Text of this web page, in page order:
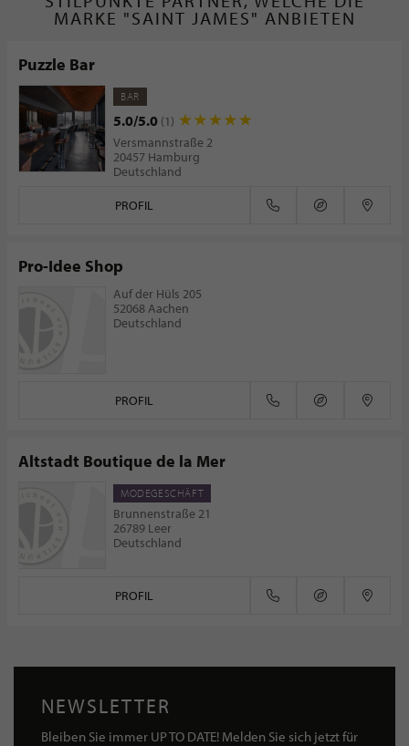
MARKE "SAINT JAMES" ANBIETEN
Puzzle Bar
BAR
5.0/5.0 (1)
Versmannstraße 2
20457 Hamburg
Deutschland
PROFIL
Pro-Idee Shop
Auf der Hüls 205
52068 Aachen
Deutschland
PROFIL
Altstadt Boutique de la Mer
MODEGESCHÄFT
Brunnenstraße 21
26789 Leer
Deutschland
PROFIL
NEWSLETTER
Bleiben Sie immer UP TO DATE! Melden Sie sich jetzt für